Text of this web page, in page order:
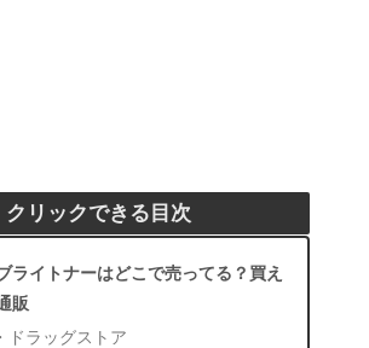
クリックできる目次
ライトナーはどこで売ってる？買え
販
ドラッグストア